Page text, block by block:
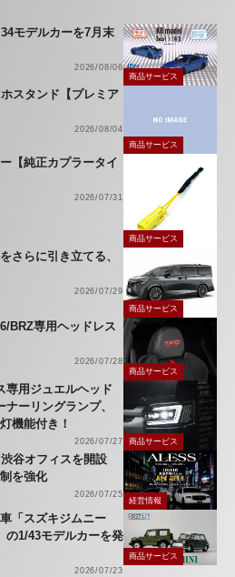
モデルカーを7月末
2026/08/06
商品サービス
スタンド【プレミア
2026/08/04
商品サービス
【純正カプラータイ
2026/07/31
商品サービス
さらに引き立てる、
2026/07/29
商品サービス
BRZ専用ヘッドレス
2026/07/28
商品サービス
専用ジュエルヘッド
ーリングランプ、
機能付き！
2026/07/27 商品サービス
谷オフィスを開設
を強化
2026/07/25
経営情報
「スズキジムニー
の1/43モデルカーを発
2026/07/23
商品サービス